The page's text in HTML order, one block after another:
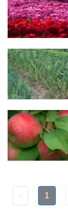
1